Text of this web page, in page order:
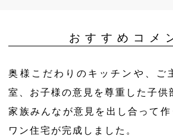
おすすめコメ
奥様こだわりのキッチンや、ご
室、お子様の意見を尊重した子供
家族みんなが意見を出し合って
ワン住宅が完成しました。